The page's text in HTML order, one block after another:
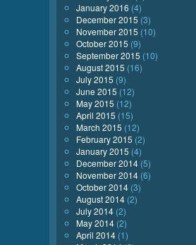
January 2016 (4)
December 2015 (3)
November 2015 (10)
October 2015 (9)
September 2015 (10)
August 2015 (16)
July 2015 (9)
June 2015 (12)
May 2015 (12)
April 2015 (15)
March 2015 (12)
February 2015 (2)
January 2015 (4)
December 2014 (5)
November 2014 (6)
October 2014 (3)
August 2014 (2)
July 2014 (2)
May 2014 (2)
April 2014 (1)